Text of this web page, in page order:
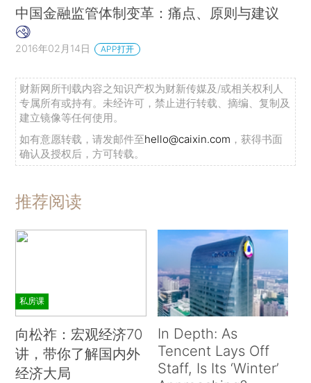
中国金融监管体制变革：痛点、原则与建议
2016年02月14日 APP打开
财新网所刊载内容之知识产权为财新传媒及/或相关权利人
专属所有或持有。未经许可，禁止进行转载、摘编、复制及
建立镜像等任何使用。
如有意愿转载，请发邮件至hello@caixin.com ，获得书面
确认及授权后，方可转载。
推荐阅读
私房课
向松祚：宏观经济70
讲，带你了解国内外
经济大局
In Depth: As
Tencent Lays Off
Staff, Is Its ‘Winter’